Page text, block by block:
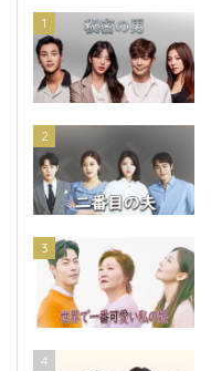
1
2
3
4